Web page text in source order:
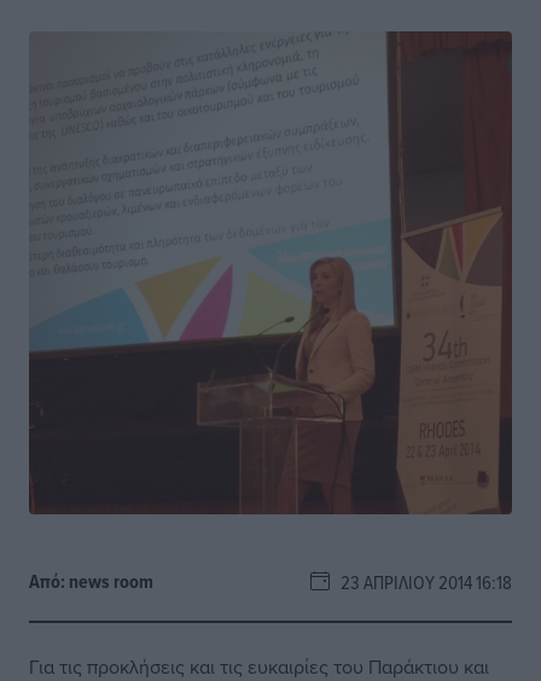
Από: news room 23 ΑΠΡΙΛΊΟΥ 2014 16:18
Για τις προκλήσεις και τις ευκαιρίες του Παράκτιου και